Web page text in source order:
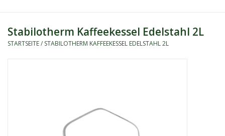
Camping/Outdoor
Stabilotherm Kaffeekessel Edelstahl 2L
STARTSEITE/ STABILOTHERM KAFFEEKESSEL EDELSTAHL 2L